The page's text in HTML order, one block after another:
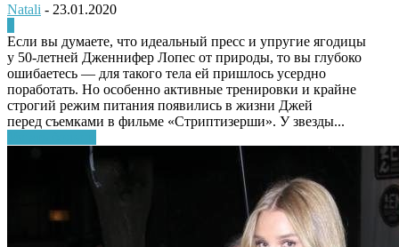
Natali - 23.01.2020
Если вы думаете, что идеальный пресс и упругие ягодицы
у 50-летней Дженнифер Лопес от природы, то вы глубоко
ошибаетесь — для такого тела ей пришлось усердно
поработать. Но особенно активные тренировки и крайне
строгий режим питания появились в жизни Джей
перед съемками в фильме «Стриптизерши». У звезды...